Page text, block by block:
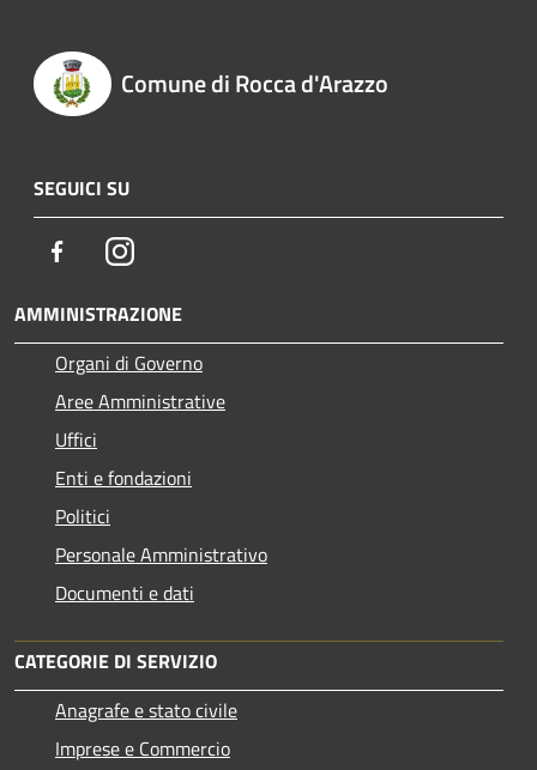
Comune di Rocca d'Arazzo
SEGUICI SU
FacebookInstagram
AMMINISTRAZIONE
Organi di Governo
Aree Amministrative
Uffici
Enti e fondazioni
Politici
Personale Amministrativo
Documenti e dati
CATEGORIE DI SERVIZIO
Anagrafe e stato civile
Imprese e Commercio